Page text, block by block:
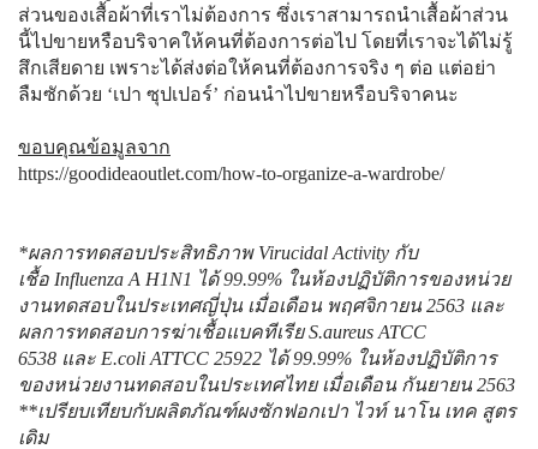
ส่วนของเสื้อผ้าที่เราไม่ต้องการ ซึ่งเราสามารถนำเสื้อผ้าส่วน
นี้ไปขายหรือบริจาคให้คนที่ต้องการต่อไป โดยที่เราจะได้ไม่รู้
สึกเสียดาย เพราะได้ส่งต่อให้คนที่ต้องการจริง ๆ ต่อ แต่อย่า
ลืมซักด้วย ‘เปา ซุปเปอร์’ ก่อนนำไปขายหรือบริจาคนะ
ขอบคุณข้อมูลจาก
https://goodideaoutlet.com/how-to-organize-a-wardrobe/
*ผลการทดสอบประสิทธิภาพ Virucidal Activity กับ
เชื้อ Influenza A H1N1 ได้ 99.99% ในห้องปฏิบัติการของหน่วย
งานทดสอบในประเทศญี่ปุ่น เมื่อเดือน พฤศจิกายน 2563 และ
ผลการทดสอบการฆ่าเชื้อแบคทีเรีย S.aureus ATCC
6538 และ E.coli ATTCC 25922 ได้ 99.99% ในห้องปฏิบัติการ
ของหน่วยงานทดสอบในประเทศไทย เมื่อเดือน กันยายน 2563
**เปรียบเทียบกับผลิตภัณฑ์ผงซักฟอกเปา ไวท์ นาโน เทค สูตร
เดิม